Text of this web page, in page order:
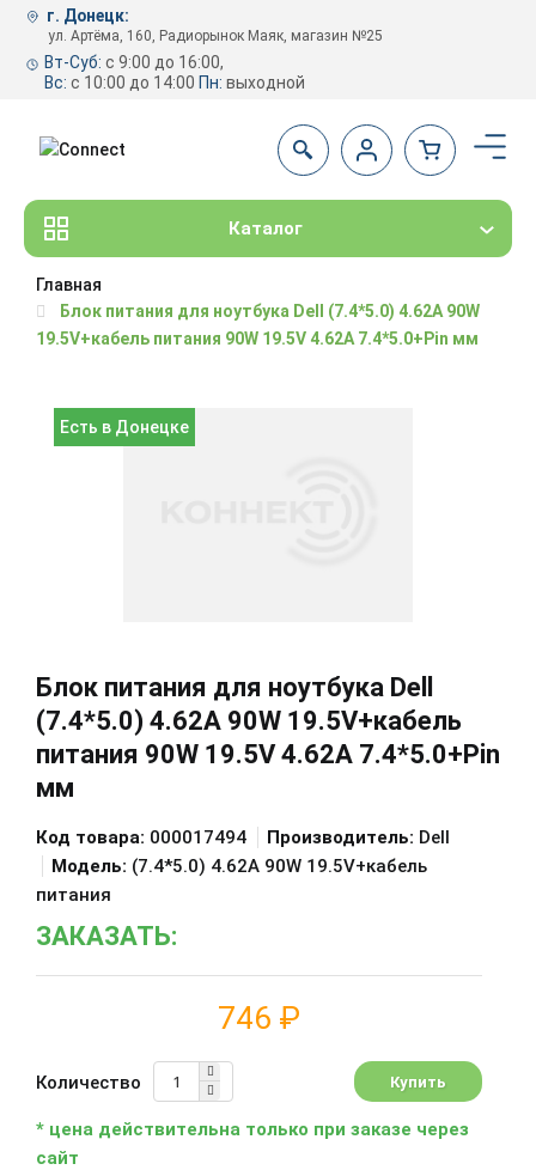
г. Донецк:
ул. Артёма, 160, Радиорынок Маяк, магазин №25
Вт-Суб: с 9:00 до 16:00,
Вс: с 10:00 до 14:00 Пн: выходной
Каталог
Главная
Блок питания для ноутбука Dell (7.4*5.0) 4.62A 90W
19.5V+кабель питания 90W 19.5V 4.62A 7.4*5.0+Pin мм
Есть в Донецке
Блок питания для ноутбука Dell
(7.4*5.0) 4.62A 90W 19.5V+кабель
питания 90W 19.5V 4.62A 7.4*5.0+Pin
мм
Код товара: 000017494 Производитель: Dell
Модель: (7.4*5.0) 4.62A 90W 19.5V+кабель
питания
ЗАКАЗАТЬ:
746 ₽
Количество
* цена действительна только при заказе через
сайт